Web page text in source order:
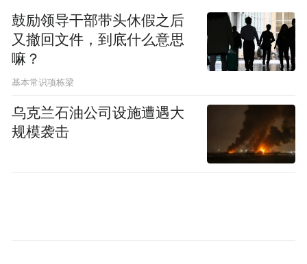
鼓励领导干部带头休假之后
又撤回文件，到底什么意思
嘛？
基本常识项栋梁
乌克兰石油公司设施遭遇大
规模袭击